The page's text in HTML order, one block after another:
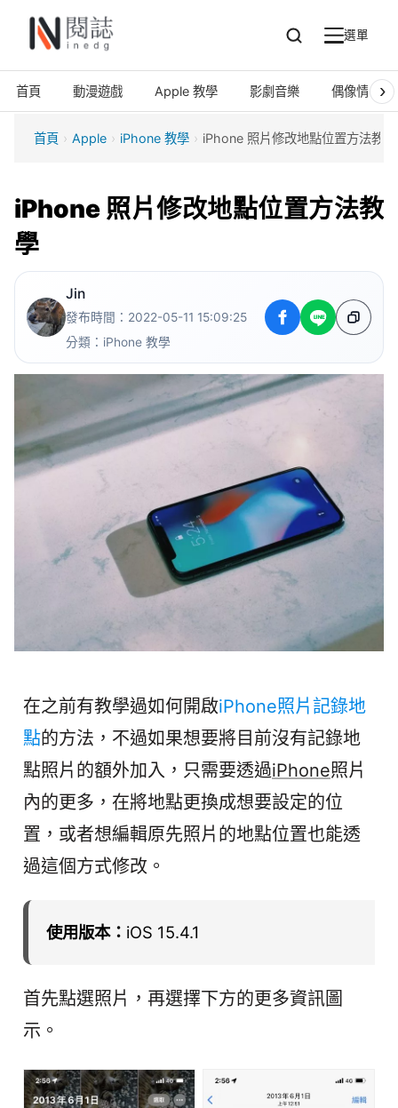
搜
尋
選單
選
單
首頁
動漫遊戲 Apple 教學 影劇音樂 偶像情報›
首頁 › Apple › iPhone 教學 › iPhone 照片修改地點位置方法教學
iPhone 照片修改地點位置方法教
學
Jin
發布時間：2022-05-11 15:09:25
分類： iPhone 教學
在之前有教學過如何開啟iPhone照片記錄地
點的方法，不過如果想要將目前沒有記錄地
點照片的額外加入，只需要透過iPhone照片
內的更多，在將地點更換成想要設定的位
置，或者想編輯原先照片的地點位置也能透
過這個方式修改。
使用版本： iOS 15.4.1
首先點選照片，再選擇下方的更多資訊圖
示。